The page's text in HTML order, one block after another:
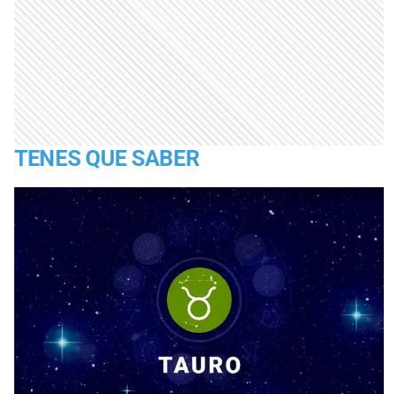
TENES QUE SABER